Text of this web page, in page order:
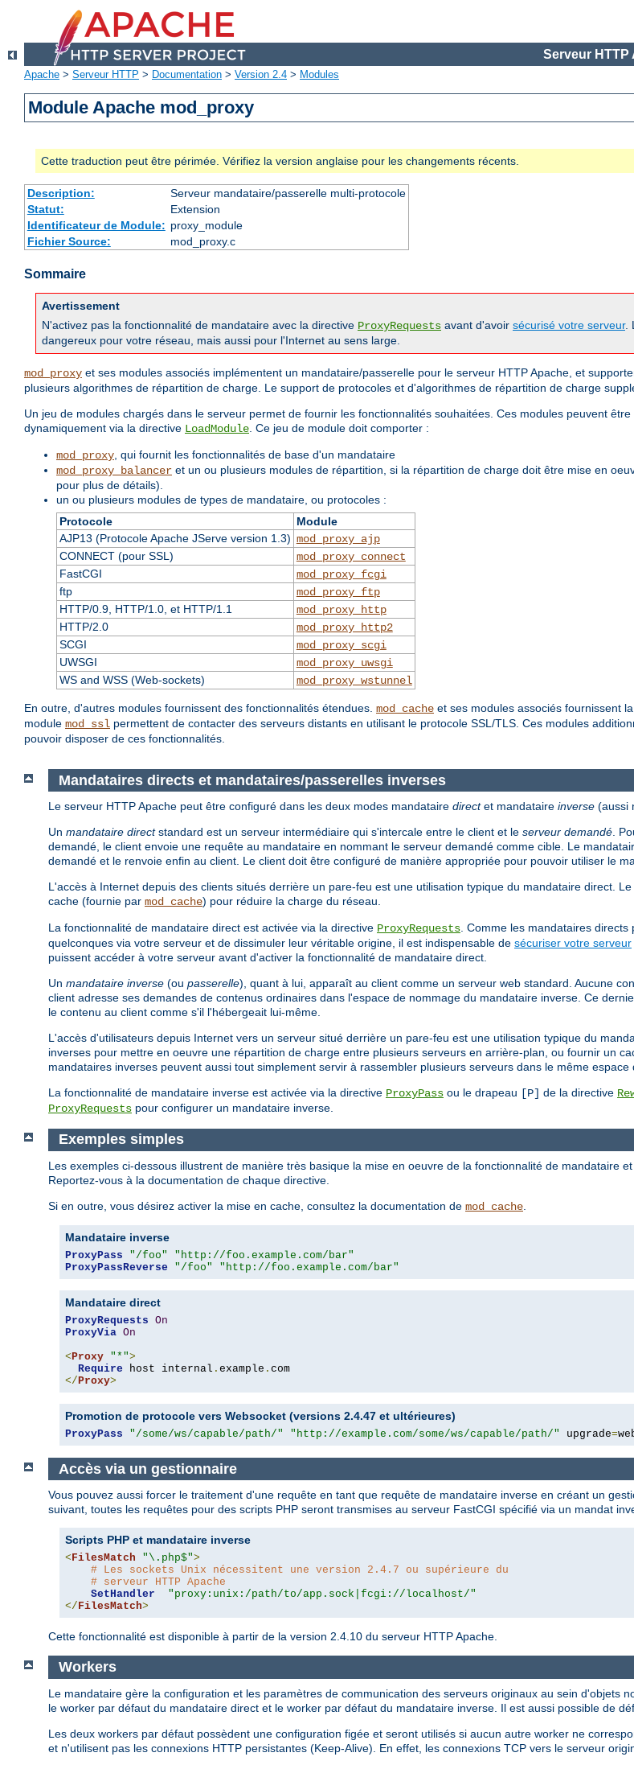
Serveur HTTP
Apache > Serveur HTTP > Documentation > Version 2.4 > Modules
Module Apache mod_proxy
Cette traduction peut être périmée. Vérifiez la version anglaise pour les changements récents.
Description:
Serveur mandataire/passerelle multi-protocole
Statut:
Extension
Identificateur de Module: proxy_module
Fichier Source:
mod_proxy.c
Sommaire
Avertissement
N'activez pas la fonctionnalité de mandataire avec la directive ProxyRequests avant d'avoir sécurisé votre serveur.
dangereux pour votre réseau, mais aussi pour l'Internet au sens large.
mod_proxy et ses modules associés implémentent un mandataire/passerelle pour le serveur HTTP Apache, et
plusieurs algorithmes de répartition de charge. Le support de protocoles et d'algorithmes de répartition de charge
Un jeu de modules chargés dans le serveur permet de fournir les fonctionnalités souhaitées. Ces modules peuvent
dynamiquement via la directive LoadModule . Ce jeu de module doit comporter :
mod_proxy , qui fournit les fonctionnalités de base d'un mandataire
mod_proxy_balancer et un ou plusieurs modules de répartition, si la répartition de charge doit être mise en
pour plus de détails).
un ou plusieurs modules de types de mandataire, ou protocoles :
Protocole
Module
AJP13 (Protocole Apache JServe version 1.3) mod_proxy_ajp
CONNECT (pour SSL)
mod_proxy_connect
FastCGI
mod_proxy_fcgi
ftp
mod_proxy_ftp
HTTP/0.9, HTTP/1.0, et HTTP/1.1
mod_proxy_http
HTTP/2.0
mod_proxy_http2
SCGI
mod_proxy_scgi
UWSGI
mod_proxy_uwsgi
WS and WSS (Web-sockets)
mod_proxy_wstunnel
En outre, d'autres modules fournissent des fonctionnalités étendues. mod_cache et ses modules associés fournissent
module mod_ssl permettent de contacter des serveurs distants en utilisant le protocole SSL/TLS. Ces modules
pouvoir disposer de ces fonctionnalités.
Mandataires directs et mandataires/passerelles inverses
Le serveur HTTP Apache peut être configuré dans les deux modes mandataire directet mandataire inverse (aussi
Un mandataire directstandard est un serveur intermédiaire qui s'intercale entre le client et le serveur demandé.
demandé, le client envoie une requête au mandataire en nommant le serveur demandé comme cible. Le
demandé et le renvoie enfin au client. Le client doit être configuré de manière appropriée pour pouvoir utiliser le
L'accès à Internet depuis des clients situés derrière un pare-feu est une utilisation typique du mandataire direct.
cache (fournie par mod_cache) pour réduire la charge du réseau.
La fonctionnalité de mandataire direct est activée via la directive ProxyRequests. Comme les mandataires
quelconques via votre serveur et de dissimuler leur véritable origine, il est indispensable de sécuriser votre serveur
puissent accéder à votre serveur avant d'activer la fonctionnalité de mandataire direct.
Un mandataire inverse (ou passerelle), quant à lui, apparaît au client comme un serveur web standard. Aucune
client adresse ses demandes de contenus ordinaires dans l'espace de nommage du mandataire inverse. Ce
le contenu au client comme s'il l'hébergeait lui-même.
L'accès d'utilisateurs depuis Internet vers un serveur situé derrière un pare-feu est une utilisation typique du
inverses pour mettre en oeuvre une répartition de charge entre plusieurs serveurs en arrière-plan, ou fournir un
mandataires inverses peuvent aussi tout simplement servir à rassembler plusieurs serveurs dans le même espace
La fonctionnalité de mandataire inverse est activée via la directive ProxyPass ou le drapeau [P] de la directive
ProxyRequests pour configurer un mandataire inverse.
Exemples simples
Les exemples ci-dessous illustrent de manière très basique la mise en oeuvre de la fonctionnalité de mandataire
Reportez-vous à la documentation de chaque directive.
Si en outre, vous désirez activer la mise en cache, consultez la documentation de mod_cache
Mandataire inverse
ProxyPass "/foo"
"http://foo.example.com/bar"
ProxyPassReverse
"/foo" "http://foo.example.com/bar"
Mandataire direct
ProxyRequests On
ProxyVia On
< Proxy "*">
Require host internal . example .
</ Proxy>
Promotion de protocole vers Websocket (versions 2.4.47 et ultérieures)
ProxyPass "/some/ws/capable/path/" "http://example.com/some/ws/capable/path/" upgrade=
Accès via un gestionnaire
Vous pouvez aussi forcer le traitement d'une requête en tant que requête de mandataire inverse en créant un
suivant, toutes les requêtes pour des scripts PHP seront transmises au serveur FastCGI spécifié via un mandat
Scripts PHP et mandataire inverse
<FilesMatch "\.php$">
# Les sockets Unix nécessitent une version 2.4.7 ou supérieure du
# serveur HTTP Apache
SetHandler
"proxy:unix:/path/to/app.sock|fcgi://localhost/"
</FilesMatch>
Cette fonctionnalité est disponible à partir de la version 2.4.10 du serveur HTTP Apache.
Workers
Le mandataire gère la configuration et les paramètres de communication des serveurs originaux au sein d'objets
le worker par défaut du mandataire direct et le worker par défaut du mandataire inverse. Il est aussi possible de
Les deux workers par défaut possèdent une configuration figée et seront utilisés si aucun autre worker ne
et n'utilisent pas les connexions HTTP persistantes (Keep-Alive). En effet, les connexions TCP vers le serveur